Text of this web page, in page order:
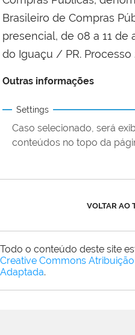
Brasileiro de Compras
presencial, de 08 a 11 de
do Iguaçu / PR. Processo
Outras informações
Settings
Caso selecionado, será
conteúdos no topo da
VOLTAR AO
Todo o conteúdo deste site
Creative Commons
Adaptada.